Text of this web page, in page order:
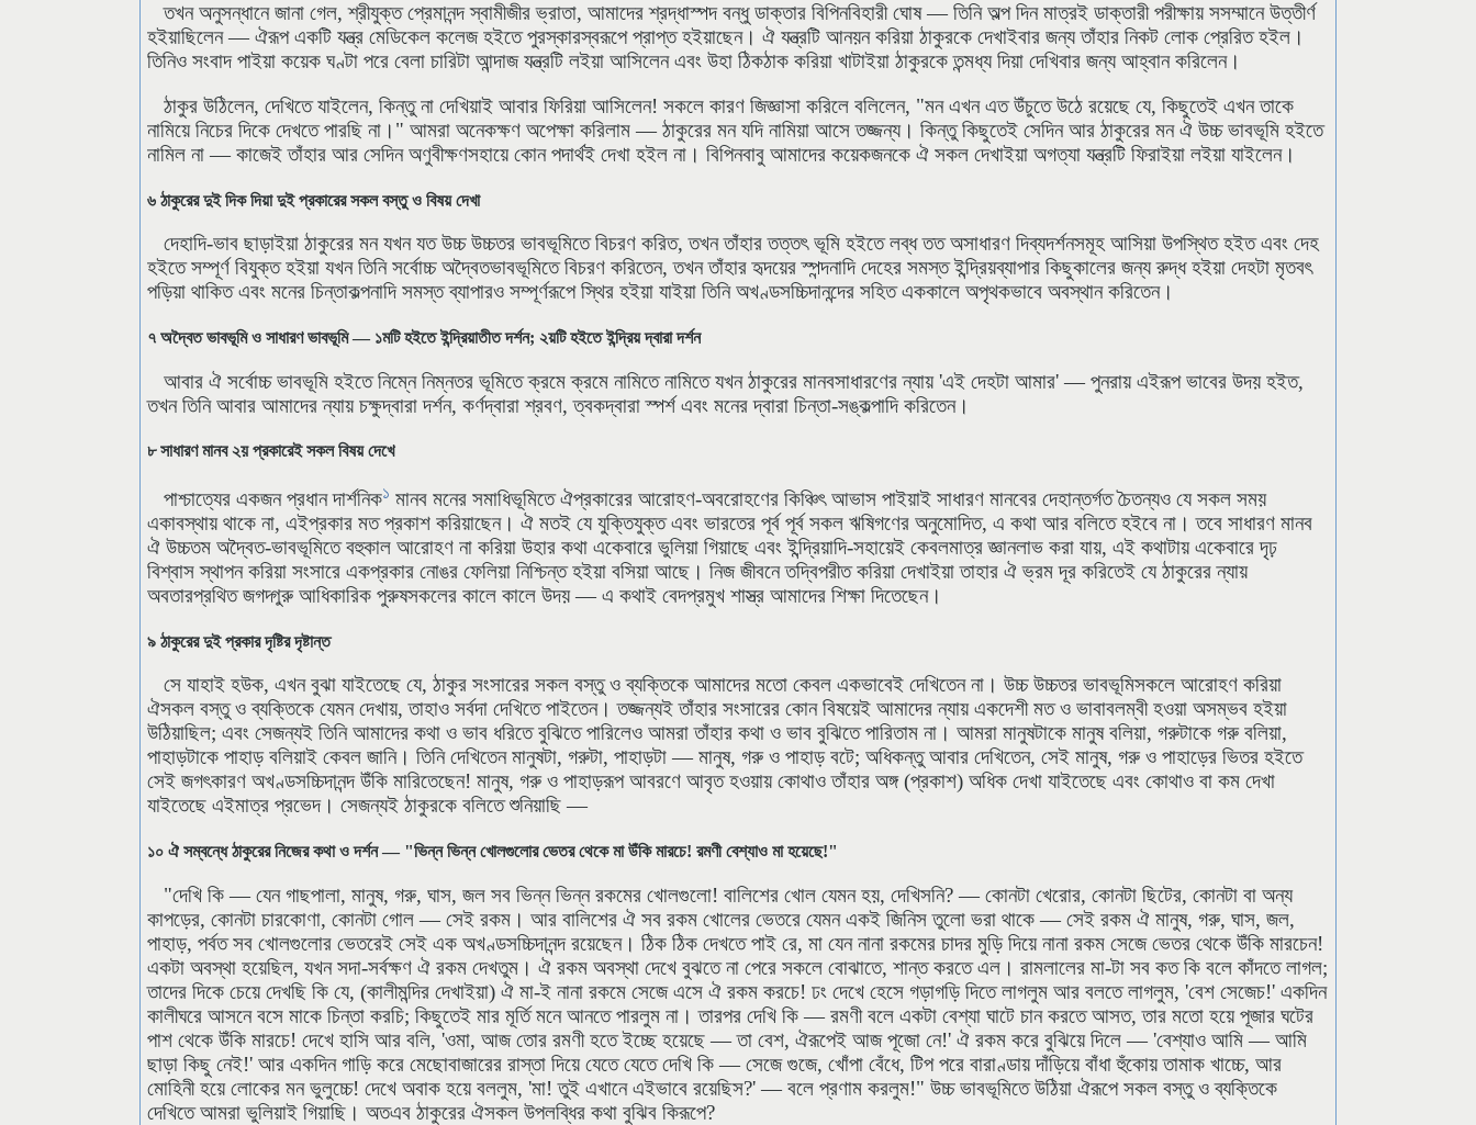
তখন অনুসন্ধানে জানা গেল, শ্রীযুক্ত প্রেমানন্দ স্বামীজীর ভ্রাতা, আমাদের শ্রদ্ধাস্পদ বন্ধু ডাক্তার বিপিনবিহারী ঘোষ — তিনি অল্প দিন মাত্রই ডাক্তারী পরীক্ষায় সসম্মানে উত্তীর্ণ
হইয়াছিলেন — ঐরূপ একটি যন্ত্র মেডিকেল কলেজ হইতে পুরস্কারস্বরূপে প্রাপ্ত হইয়াছেন। ঐ যন্ত্রটি আনয়ন করিয়া ঠাকুরকে দেখাইবার জন্য তাঁহার নিকট লোক প্রেরিত হইল।
তিনিও সংবাদ পাইয়া কয়েক ঘণ্টা পরে বেলা চারিটা আন্দাজ যন্ত্রটি লইয়া আসিলেন এবং উহা ঠিকঠাক করিয়া খাটাইয়া ঠাকুরকে তন্মধ্য দিয়া দেখিবার জন্য আহ্বান করিলেন।
ঠাকুর উঠিলেন, দেখিতে যাইলেন, কিন্তু না দেখিয়াই আবার ফিরিয়া আসিলেন! সকলে কারণ জিজ্ঞাসা করিলে বলিলেন, "মন এখন এত উঁচুতে উঠে রয়েছে যে, কিছুতেই এখন তাকে
নামিয়ে নিচের দিকে দেখতে পারছি না।" আমরা অনেকক্ষণ অপেক্ষা করিলাম — ঠাকুরের মন যদি নামিয়া আসে তজ্জন্য। কিন্তু কিছুতেই সেদিন আর ঠাকুরের মন ঐ উচ্চ ভাবভূমি হইতে
নামিল না — কাজেই তাঁহার আর সেদিন অণুবীক্ষণসহায়ে কোন পদার্থই দেখা হইল না। বিপিনবাবু আমাদের কয়েকজনকে ঐ সকল দেখাইয়া অগত্যা যন্ত্রটি ফিরাইয়া লইয়া যাইলেন।
৬ ঠাকুরের দুই দিক দিয়া দুই প্রকারের সকল বস্তু ও বিষয় দেখা
দেহাদি-ভাব ছাড়াইয়া ঠাকুরের মন যখন যত উচ্চ উচ্চতর ভাবভূমিতে বিচরণ করিত, তখন তাঁহার তত্তৎ ভূমি হইতে লব্ধ তত অসাধারণ দিব্যদর্শনসমূহ আসিয়া উপস্থিত হইত এবং দেহ
হইতে সম্পূর্ণ বিযুক্ত হইয়া যখন তিনি সর্বোচ্চ অদ্বৈতভাবভূমিতে বিচরণ করিতেন, তখন তাঁহার হৃদয়ের স্পন্দনাদি দেহের সমস্ত ইন্দ্রিয়ব্যাপার কিছুকালের জন্য রুদ্ধ হইয়া দেহটা মৃতবৎ
পড়িয়া থাকিত এবং মনের চিন্তাকল্পনাদি সমস্ত ব্যাপারও সম্পূর্ণরূপে স্থির হইয়া যাইয়া তিনি অখণ্ডসচ্চিদানন্দের সহিত এককালে অপৃথকভাবে অবস্থান করিতেন।
৭ অদ্বৈত ভাবভূমি ও সাধারণ ভাবভূমি — ১মটি হইতে ইন্দ্রিয়াতীত দর্শন; ২য়টি হইতে ইন্দ্রিয় দ্বারা দর্শন
আবার ঐ সর্বোচ্চ ভাবভূমি হইতে নিম্নে নিম্নতর ভূমিতে ক্রমে ক্রমে নামিতে নামিতে যখন ঠাকুরের মানবসাধারণের ন্যায় 'এই দেহটা আমার' — পুনরায় এইরূপ ভাবের উদয় হইত,
তখন তিনি আবার আমাদের ন্যায় চক্ষুদ্বারা দর্শন, কর্ণদ্বারা শ্রবণ, ত্বকদ্বারা স্পর্শ এবং মনের দ্বারা চিন্তা-সঙ্কল্পাদি করিতেন।
৮ সাধারণ মানব ২য় প্রকারেই সকল বিষয় দেখে
পাশ্চাত্যের একজন প্রধান দার্শনিক১ মানব মনের সমাধিভূমিতে ঐপ্রকারের আরোহণ-অবরোহণের কিঞ্চিৎ আভাস পাইয়াই সাধারণ মানবের দেহান্তর্গত চৈতন্যও যে সকল সময়
একাবস্থায় থাকে না, এইপ্রকার মত প্রকাশ করিয়াছেন। ঐ মতই যে যুক্তিযুক্ত এবং ভারতের পূর্ব পূর্ব সকল ঋষিগণের অনুমোদিত, এ কথা আর বলিতে হইবে না। তবে সাধারণ মানব
ঐ উচ্চতম অদ্বৈত-ভাবভূমিতে বহুকাল আরোহণ না করিয়া উহার কথা একেবারে ভুলিয়া গিয়াছে এবং ইন্দ্রিয়াদি-সহায়েই কেবলমাত্র জ্ঞানলাভ করা যায়, এই কথাটায় একেবারে দৃঢ়
বিশ্বাস স্থাপন করিয়া সংসারে একপ্রকার নোঙর ফেলিয়া নিশ্চিন্ত হইয়া বসিয়া আছে। নিজ জীবনে তদ্বিপরীত করিয়া দেখাইয়া তাহার ঐ ভ্রম দূর করিতেই যে ঠাকুরের ন্যায়
অবতারপ্রথিত জগদ্গুরু আধিকারিক পুরুষসকলের কালে কালে উদয় — এ কথাই বেদপ্রমুখ শাস্ত্র আমাদের শিক্ষা দিতেছেন।
৯ ঠাকুরের দুই প্রকার দৃষ্টির দৃষ্টান্ত
সে যাহাই হউক, এখন বুঝা যাইতেছে যে, ঠাকুর সংসারের সকল বস্তু ও ব্যক্তিকে আমাদের মতো কেবল একভাবেই দেখিতেন না। উচ্চ উচ্চতর ভাবভূমিসকলে আরোহণ করিয়া
ঐসকল বস্তু ও ব্যক্তিকে যেমন দেখায়, তাহাও সর্বদা দেখিতে পাইতেন। তজ্জন্যই তাঁহার সংসারের কোন বিষয়েই আমাদের ন্যায় একদেশী মত ও ভাবাবলম্বী হওয়া অসম্ভব হইয়া
উঠিয়াছিল; এবং সেজন্যই তিনি আমাদের কথা ও ভাব ধরিতে বুঝিতে পারিলেও আমরা তাঁহার কথা ও ভাব বুঝিতে পারিতাম না। আমরা মানুষটাকে মানুষ বলিয়া, গরুটাকে গরু বলিয়া,
পাহাড়টাকে পাহাড় বলিয়াই কেবল জানি। তিনি দেখিতেন মানুষটা, গরুটা, পাহাড়টা — মানুষ, গরু ও পাহাড় বটে; অধিকন্তু আবার দেখিতেন, সেই মানুষ, গরু ও পাহাড়ের ভিতর হইতে
সেই জগৎকারণ অখণ্ডসচ্চিদানন্দ উঁকি মারিতেছেন! মানুষ, গরু ও পাহাড়রূপ আবরণে আবৃত হওয়ায় কোথাও তাঁহার অঙ্গ (প্রকাশ) অধিক দেখা যাইতেছে এবং কোথাও বা কম দেখা
যাইতেছে এইমাত্র প্রভেদ। সেজন্যই ঠাকুরকে বলিতে শুনিয়াছি —
১০ ঐ সম্বন্ধে ঠাকুরের নিজের কথা ও দর্শন — "ভিন্ন ভিন্ন খোলগুলোর ভেতর থেকে মা উঁকি মারচে! রমণী বেশ্যাও মা হয়েছে!"
"দেখি কি — যেন গাছপালা, মানুষ, গরু, ঘাস, জল সব ভিন্ন ভিন্ন রকমের খোলগুলো! বালিশের খোল যেমন হয়, দেখিসনি? — কোনটা খেরোর, কোনটা ছিটের, কোনটা বা অন্য
কাপড়ের, কোনটা চারকোণা, কোনটা গোল — সেই রকম। আর বালিশের ঐ সব রকম খোলের ভেতরে যেমন একই জিনিস তুলো ভরা থাকে — সেই রকম ঐ মানুষ, গরু, ঘাস, জল,
পাহাড়, পর্বত সব খোলগুলোর ভেতরেই সেই এক অখণ্ডসচ্চিদানন্দ রয়েছেন। ঠিক ঠিক দেখতে পাই রে, মা যেন নানা রকমের চাদর মুড়ি দিয়ে নানা রকম সেজে ভেতর থেকে উঁকি মারচেন!
একটা অবস্থা হয়েছিল, যখন সদা-সর্বক্ষণ ঐ রকম দেখতুম। ঐ রকম অবস্থা দেখে বুঝতে না পেরে সকলে বোঝাতে, শান্ত করতে এল। রামলালের মা-টা সব কত কি বলে কাঁদতে লাগল;
তাদের দিকে চেয়ে দেখছি কি যে, (কালীমন্দির দেখাইয়া) ঐ মা-ই নানা রকমে সেজে এসে ঐ রকম করচে! ঢং দেখে হেসে গড়াগড়ি দিতে লাগলুম আর বলতে লাগলুম, 'বেশ সেজেচ!' একদিন
কালীঘরে আসনে বসে মাকে চিন্তা করচি; কিছুতেই মার মূর্তি মনে আনতে পারলুম না। তারপর দেখি কি — রমণী বলে একটা বেশ্যা ঘাটে চান করতে আসত, তার মতো হয়ে পূজার ঘটের
পাশ থেকে উঁকি মারচে! দেখে হাসি আর বলি, 'ওমা, আজ তোর রমণী হতে ইচ্ছে হয়েছে — তা বেশ, ঐরূপেই আজ পূজো নে!' ঐ রকম করে বুঝিয়ে দিলে — 'বেশ্যাও আমি — আমি
ছাড়া কিছু নেই!' আর একদিন গাড়ি করে মেছোবাজারের রাস্তা দিয়ে যেতে যেতে দেখি কি — সেজে গুজে, খোঁপা বেঁধে, টিপ পরে বারাণ্ডায় দাঁড়িয়ে বাঁধা হুঁকোয় তামাক খাচ্চে, আর
মোহিনী হয়ে লোকের মন ভুলুচ্চে! দেখে অবাক হয়ে বললুম, 'মা! তুই এখানে এইভাবে রয়েছিস?' — বলে প্রণাম করলুম!" উচ্চ ভাবভূমিতে উঠিয়া ঐরূপে সকল বস্তু ও ব্যক্তিকে
দেখিতে আমরা ভুলিয়াই গিয়াছি। অতএব ঠাকুরের ঐসকল উপলব্ধির কথা বুঝিব কিরূপে?